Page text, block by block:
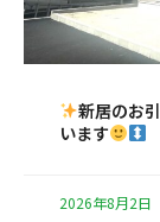
新居のお
います
2026年8月2日